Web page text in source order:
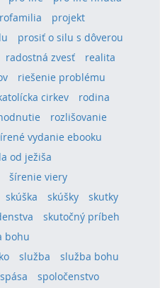
projekt
prosiť o silu s dôverou
radostná zvesť
realita
riešenie problému
cirkev
rodina
rozlišovanie
vydanie ebooku
od ježiša
šírenie viery
skúška skúšky
skutky
skutočný príbeh
bohu
služba
služba bohu
spása
spoločenstvo